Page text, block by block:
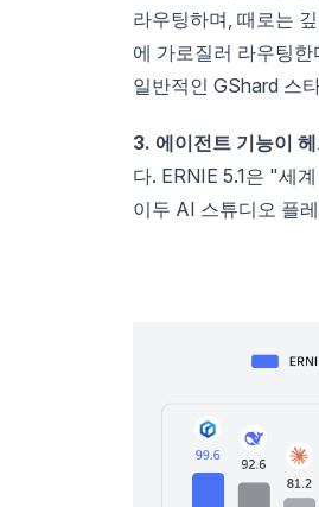
라우팅하며, 때로는
에 가로질러 라우팅
일반적인 GShard 스
3. 에이전트 기능이
다. ERNIE 5.1은 "세
이두 AI 스튜디오 플